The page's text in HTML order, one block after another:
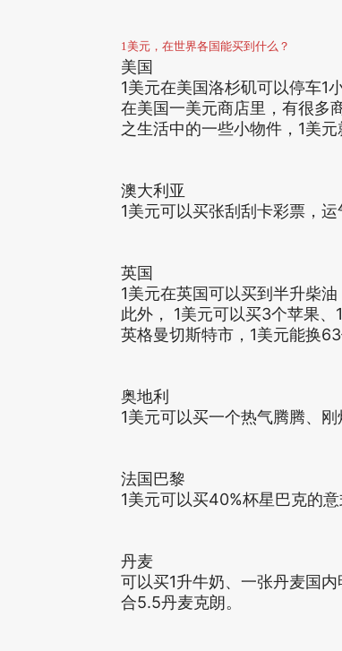
1美元，在世界各国能买到什么？
美国
1美元在美国洛杉矶可以停车1小
在美国一美元商店里，有很多
之生活中的一些小物件，1美元
澳大利亚
1美元可以买张刮刮卡彩票，
英国
1美元在英国可以买到半升柴油
此外， 1美元可以买3个苹果
英格曼切斯特市，1美元能换
奥地利
1美元可以买一个热气腾腾、
法国巴黎
1美元可以买40%杯星巴克的
丹麦
可以买1升牛奶、一张丹麦国
合5.5丹麦克朗。